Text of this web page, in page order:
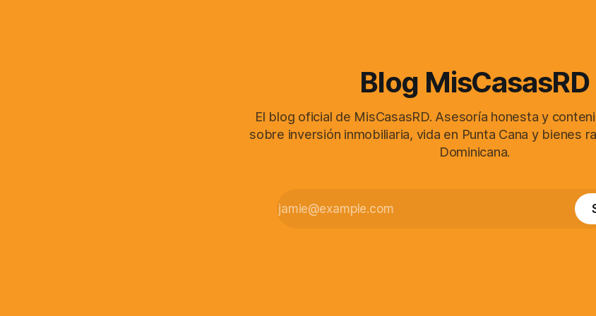
Blog MisCasasRD
El blog oficial de MisCasasRD. Asesoría honesta y
sobre inversión inmobiliaria, vida en Punta Cana y bienes
Dominicana.